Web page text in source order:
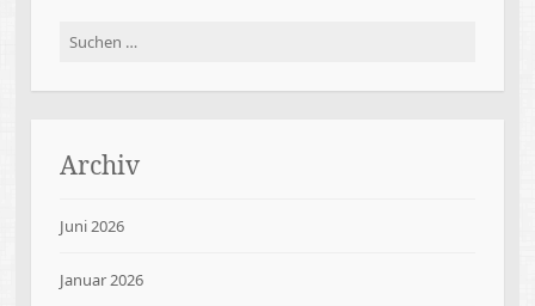
Suchen
Archiv
Juni 2026
Januar 2026